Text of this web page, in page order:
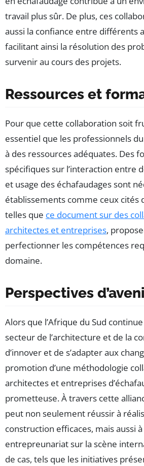
travail plus sûr. De plus, ces
aussi la confiance entre différents
facilitant ainsi la résolution des
survenir au cours des projets.
Ressources et
Pour que cette collaboration soit
essentiel que les professionnels
à des ressources adéquates. Des
spécifiques sur l’interaction entre
et usage des échafaudages sont
établissements comme ceux cités
telles que ce document sur des
architectes et entreprises,
perfectionner les compétences
domaine.
Perspectives
Alors que l’Afrique du Sud
secteur de l’architecture et de la
d’innover et de s’adapter aux
promotion d’une méthodologie
architectes et entreprises
prometteuse. À travers cette
peut non seulement réussir à
construction efficaces, mais aussi
entrepreunariat sur la scène
de cas, tels que les initiatives